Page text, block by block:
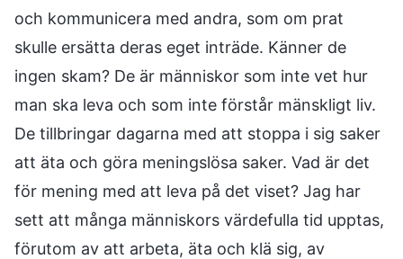
och kommunicera med andra, som om prat
skulle ersätta deras eget inträde. Känner de
ingen skam? De är människor som inte vet hur
man ska leva och som inte förstår mänskligt liv.
De tillbringar dagarna med att stoppa i sig saker
att äta och göra meningslösa saker. Vad är det
för mening med att leva på det viset? Jag har
sett att många människors värdefulla tid upptas,
förutom av att arbeta, äta och klä sig, av